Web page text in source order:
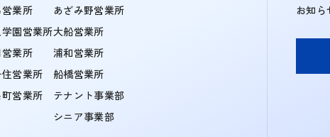
業所
園営業所
業所
営業所
営業所
あざみ野営業所
大船営業所
浦和営業所
船橋営業所
テナント事業部
シニア事業部
お知ら